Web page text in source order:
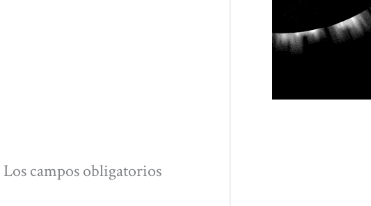
Los campos obligatorios